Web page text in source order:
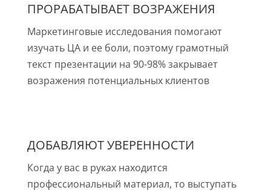
ПРОРАБАТЫВАЕТ ВОЗРАЖЕНИЯ
Маркетинговые исследования помогают
изучать ЦА и ее боли, поэтому грамотный
текст презентации на 90-98% закрывает
возражения потенциальных клиентов
ДОБАВЛЯЮТ УВЕРЕННОСТИ
Когда у вас в руках находится
профессиональный материал, то выступать